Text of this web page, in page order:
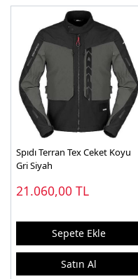
Spıdı Terran Tex Ceket Koyu
Gri Siyah
21.060,00 TL
Sepete Ekle
Satın Al